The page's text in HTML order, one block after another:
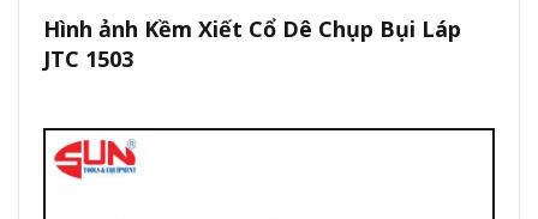
Hình ảnh Kềm Xiết Cổ Dê Chụp Bụi Láp
JTC 1503